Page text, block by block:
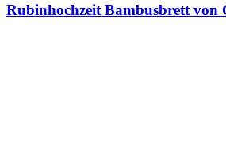
Rubinhochzeit Bambusbrett von